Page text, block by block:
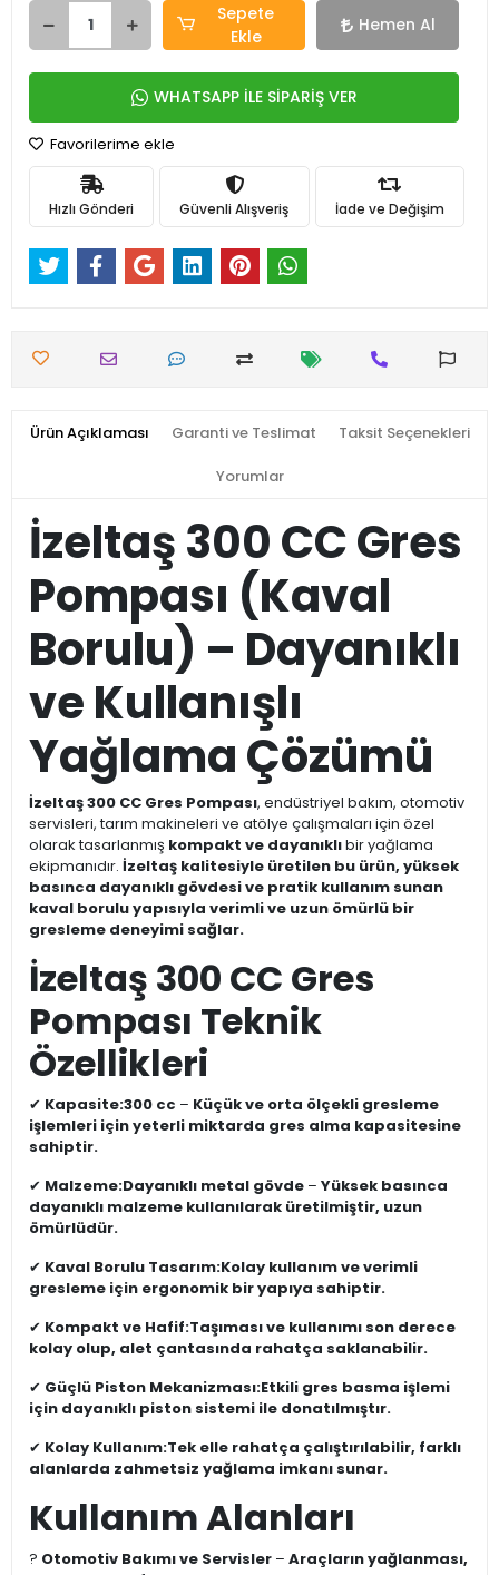
Sepete
Ekle
Hemen Al
WHATSAPP İLE SİPARİŞ VER
Favorilerime ekle
Hızlı Gönderi Güvenli Alışveriş İade ve Değişim
Ürün Açıklaması Garanti ve Teslimat Taksit Seçenekleri
Yorumlar
İzeltaş 300 CC Gres
Pompası (Kaval
Borulu) – Dayanıklı
ve Kullanışlı
Yağlama Çözümü
İzeltaş 300 CC Gres Pompası, endüstriyel bakım, otomotiv
servisleri, tarım makineleri ve atölye çalışmaları için özel
olarak tasarlanmış kompakt ve dayanıklıbir yağlama
ekipmanıdır. İzeltaş kalitesiyle üretilen bu ürün, yüksek
basınca dayanıklı gövdesi ve pratik kullanım sunan
kaval borulu yapısıyla verimli ve uzun ömürlü bir
gresleme deneyimi sağlar.
İzeltaş 300 CC Gres
Pompası Teknik
Özellikleri
✔ Kapasite:300 cc – Küçük ve orta ölçekli gresleme
işlemleri için yeterli miktarda gres alma kapasitesine
sahiptir.
✔ Malzeme:Dayanıklı metal gövde – Yüksek basınca
dayanıklı malzeme kullanılarak üretilmiştir, uzun
ömürlüdür.
✔ Kaval Borulu Tasarım:Kolay kullanım ve verimli
gresleme için ergonomik bir yapıya sahiptir.
✔ Kompakt ve Hafif:Taşıması ve kullanımı son derece
kolay olup, alet çantasında rahatça saklanabilir.
✔ Güçlü Piston Mekanizması:Etkili gres basma işlemi
için dayanıklı piston sistemi ile donatılmıştır.
✔ Kolay Kullanım:Tek elle rahatça çalıştırılabilir, farklı
alanlarda zahmetsiz yağlama imkanı sunar.
Kullanım Alanları
? Otomotiv Bakımı ve Servisler – Araçların yağlanması,